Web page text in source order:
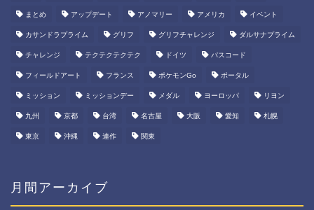
まとめ アップデート アノマリー アメリカ イベント
カサンドラプライム グリフ グリフチャレンジ ダルサナプライム
チャレンジ テクテクテクテク ドイツ パスコード
フィールドアート フランス ポケモンGo ポータル
ミッション ミッションデー メダル ヨーロッパ リヨン
九州 京都 台湾 名古屋 大阪 愛知 札幌
東京 沖縄 連作 関東
月間アーカイブ